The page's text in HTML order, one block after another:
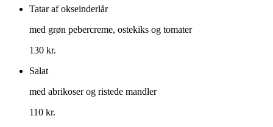
Tatar af okseinderlår
med grøn pebercreme, ostekiks og tomater
130 kr.
Salat
med abrikoser og ristede mandler
110 kr.